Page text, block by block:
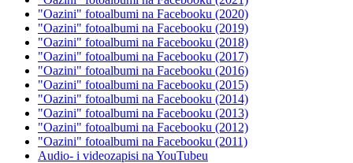
"Oazini" fotoalbumi na Facebooku (2020)
"Oazini" fotoalbumi na Facebooku (2019)
"Oazini" fotoalbumi na Facebooku (2018)
"Oazini" fotoalbumi na Facebooku (2017)
"Oazini" fotoalbumi na Facebooku (2016)
"Oazini" fotoalbumi na Facebooku (2015)
"Oazini" fotoalbumi na Facebooku (2014)
"Oazini" fotoalbumi na Facebooku (2013)
"Oazini" fotoalbumi na Facebooku (2012)
"Oazini" fotoalbumi na Facebooku (2011)
Audio- i videozapisi na YouTubeu